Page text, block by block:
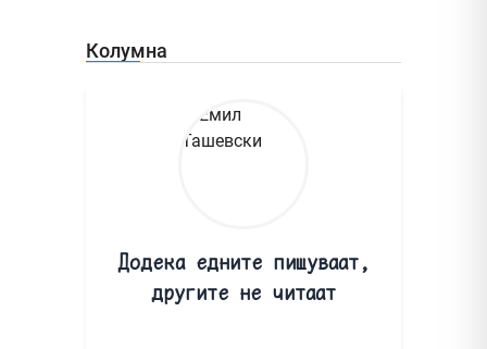
Колумна
Додека едните пишуваат,
другите не читаат